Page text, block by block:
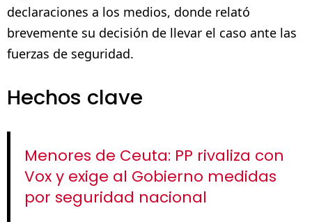
declaraciones a los medios, donde relató
brevemente su decisión de llevar el caso ante las
fuerzas de seguridad.
Hechos clave
Menores de Ceuta: PP rivaliza con
Vox y exige al Gobierno medidas
por seguridad nacional